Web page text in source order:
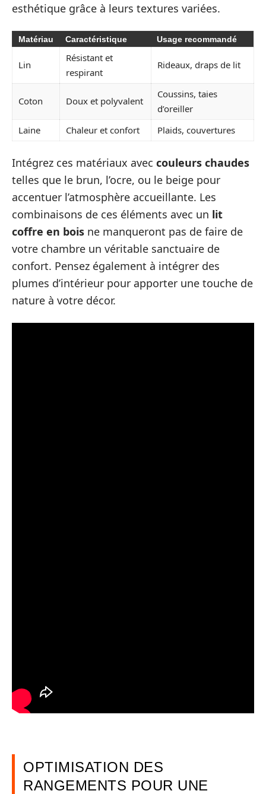
esthétique grâce à leurs textures variées.
Matériau Caractéristique Usage recommandé
Lin
Résistant et
respirant
Rideaux, draps de lit
Coton Doux et polyvalent
Coussins, taies
d’oreiller
Laine
Chaleur et confort Plaids, couvertures
Intégrez ces matériaux avec couleurs chaudes
telles que le brun, l’ocre, ou le beige pour
accentuer l’atmosphère accueillante. Les
combinaisons de ces éléments avec un lit
coffre en bois ne manqueront pas de faire de
votre chambre un véritable sanctuaire de
confort. Pensez également à intégrer des
plumes d’intérieur pour apporter une touche de
nature à votre décor.
OPTIMISATION DES
RANGEMENTS POUR UNE